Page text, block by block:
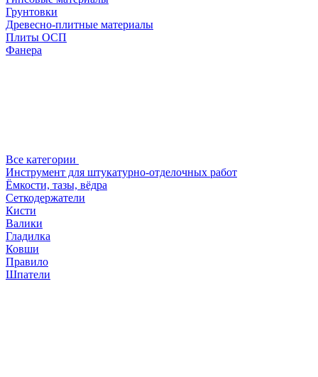
Грунтовки
Древесно-плитные материалы
Плиты ОСП
Фанера
Все категории
Инструмент для штукатурно-отделочных работ
Ёмкости, тазы, вёдра
Сеткодержатели
Кисти
Валики
Гладилка
Ковши
Правило
Шпатели